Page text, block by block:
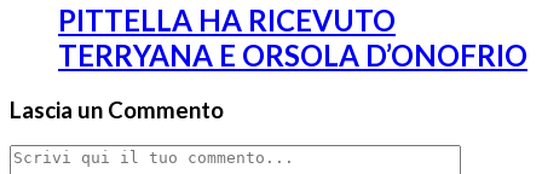
PITTELLA HA RICEVUTO
TERRYANA E ORSOLA D’ONOFRIO
Lascia un Commento